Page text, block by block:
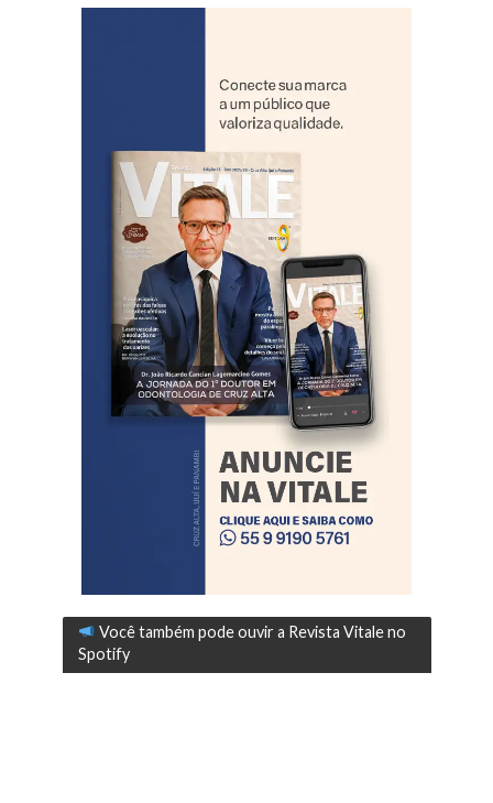
Você também pode ouvir a Revista Vitale no
Spotify